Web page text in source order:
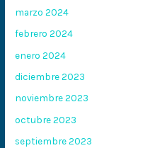
marzo 2024
febrero 2024
enero 2024
diciembre 2023
noviembre 2023
octubre 2023
septiembre 2023